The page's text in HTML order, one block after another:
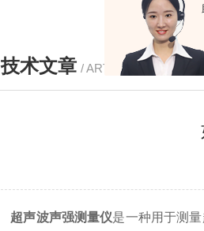
技术文章 / ARTICLE
超声波声强测量仪是一种用于测